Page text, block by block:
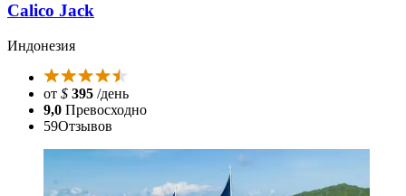
Calico Jack
Индонезия
от $ 395 /день
9,0 Превосходно
59Отзывов